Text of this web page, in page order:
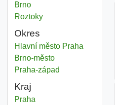
System description
Brno
System description
Roztoky
Okres
System description
Hlavní město Praha
System description
Brno-městoOkres
System description
Praha-západ
Kraj
System description
Praha